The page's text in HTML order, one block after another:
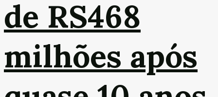
de RS468
milhões após